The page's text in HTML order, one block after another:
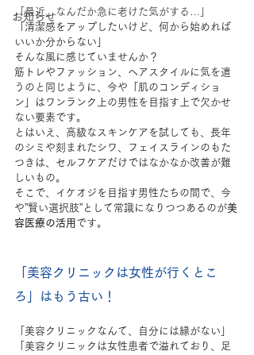
お知らせ
「最近、なんだか急に老けた気がする…」
「清潔感をアップしたいけど、何から始めれば
いいか分からない」
そんな風に感じていませんか？
筋トレやファッション、ヘアスタイルに気を遣
うのと同じように、今や「肌のコンディショ
ン」はワンランク上の男性を目指す上で欠かせ
ない要素です。
とはいえ、高級なスキンケアを試しても、長年
のシミや刻まれたシワ、フェイスラインのもた
つきは、セルフケアだけではなかなか改善が難
しいもの。
そこで、イケオジを目指す男性たちの間で、今
や”賢い選択肢”として常識になりつつあるのが美
容医療の活用 です。
「美容クリニックは女性が行くとこ
ろ」はもう古い！
「美容クリニックなんて、自分には縁がない」
「美容クリニックは女性患者で溢れており、足